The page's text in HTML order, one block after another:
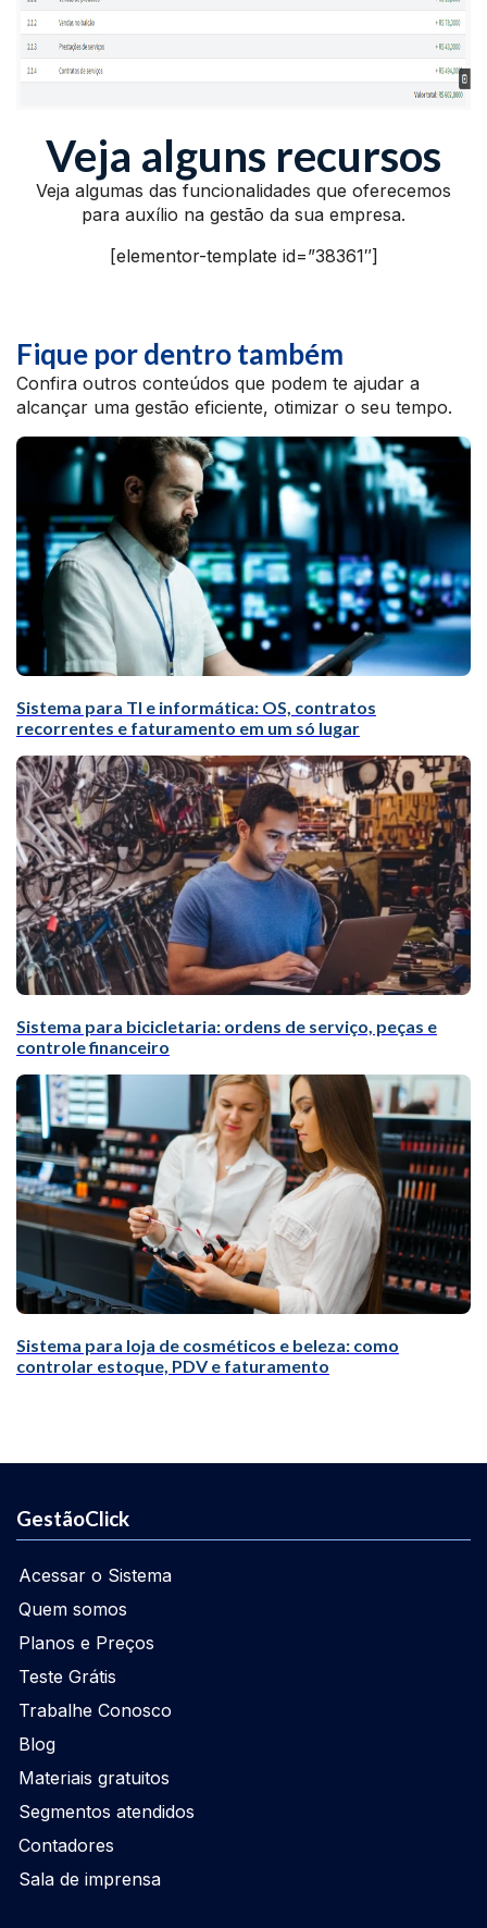
Veja alguns recursos
Veja algumas das funcionalidades que oferecemos
para auxílio na gestão da sua empresa.
[elementor-template id=”38361″]
Fique por dentro também
Confira outros conteúdos que podem te ajudar a
alcançar uma gestão eficiente, otimizar o seu tempo.
Sistema para TI e informática: OS, contratos
recorrentes e faturamento em um só lugar
Sistema para bicicletaria: ordens de serviço, peças e
controle financeiro
Sistema para loja de cosméticos e beleza: como
controlar estoque, PDV e faturamento
GestãoClick
Acessar o Sistema
Quem somos
Planos e Preços
Teste Grátis
Trabalhe Conosco
Blog
Materiais gratuitos
Segmentos atendidos
Contadores
Sala de imprensa